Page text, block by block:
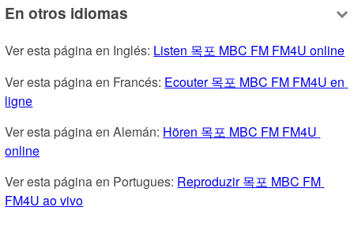
En otros idiomas
Ver esta página en Inglés: Listen 목포 MBC FM FM4U online
Ver esta página en Francés: Ecouter 목포 MBC FM FM4U en
ligne
Ver esta página en Alemán: Hören 목포 MBC FM FM4U
online
Ver esta página en Portugues: Reproduzir 목포 MBC FM
FM4U ao vivo